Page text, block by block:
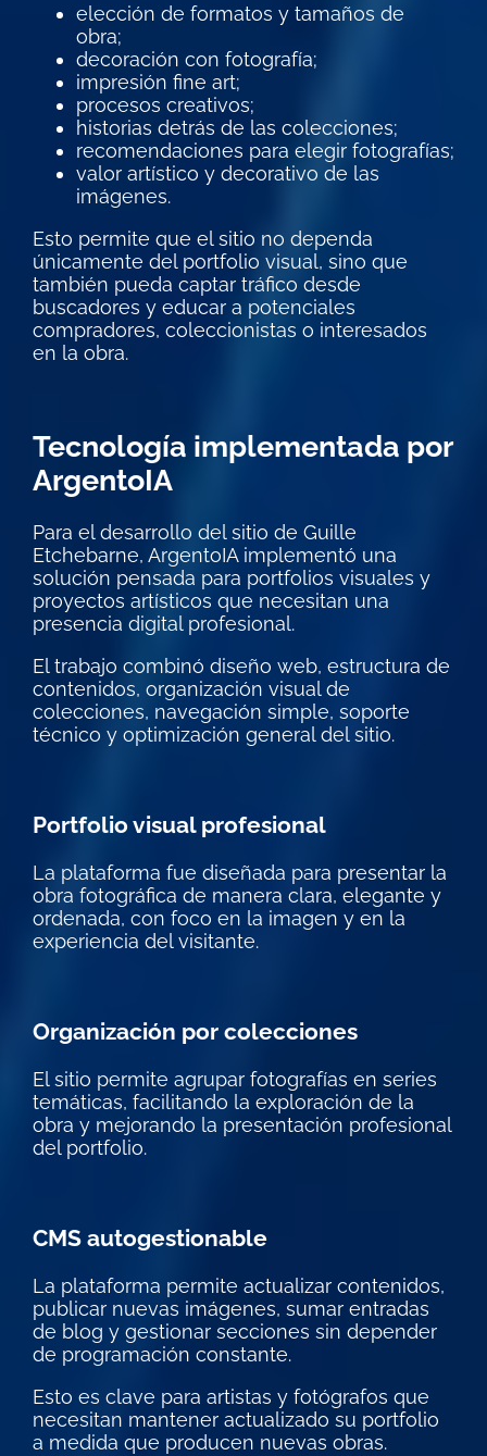
elección de formatos y tamaños de
obra;
decoración con fotografía;
impresión fine art;
procesos creativos;
historias detrás de las colecciones;
recomendaciones para elegir fotografías;
valor artístico y decorativo de las
imágenes.
Esto permite que el sitio no dependa
únicamente del portfolio visual, sino que
también pueda captar tráfico desde
buscadores y educar a potenciales
compradores, coleccionistas o interesados
en la obra.
Tecnología implementada por
ArgentoIA
Para el desarrollo del sitio de Guille
Etchebarne, ArgentoIA implementó una
solución pensada para portfolios visuales y
proyectos artísticos que necesitan una
presencia digital profesional.
El trabajo combinó diseño web, estructura de
contenidos, organización visual de
colecciones, navegación simple, soporte
técnico y optimización general del sitio.
Portfolio visual profesional
La plataforma fue diseñada para presentar la
obra fotográfica de manera clara, elegante y
ordenada, con foco en la imagen y en la
experiencia del visitante.
Organización por colecciones
El sitio permite agrupar fotografías en series
temáticas, facilitando la exploración de la
obra y mejorando la presentación profesional
del portfolio.
CMS autogestionable
La plataforma permite actualizar contenidos,
publicar nuevas imágenes, sumar entradas
de blog y gestionar secciones sin depender
de programación constante.
Esto es clave para artistas y fotógrafos que
necesitan mantener actualizado su portfolio
a medida que producen nuevas obras.